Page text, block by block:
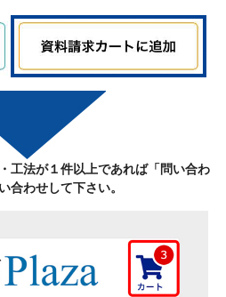
工法が１件以上であれば「 問い合わ
合わせして下さい。